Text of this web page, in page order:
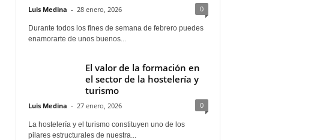
Luis Medina - 28 enero, 2026 0
Durante todos los fines de semana de febrero puedes
enamorarte de unos buenos...
El valor de la formación en
el sector de la hostelería y
turismo
Luis Medina - 27 enero, 2026 0
La hostelería y el turismo constituyen uno de los
pilares estructurales de nuestra...